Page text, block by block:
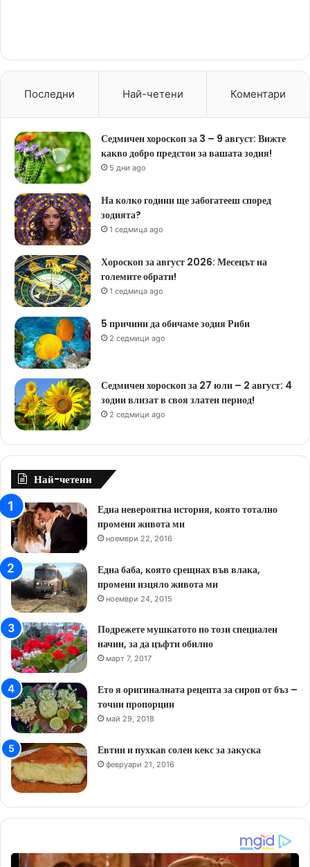
Последни Най-четени Коментари
Седмичен хороскоп за 3 – 9 август: Вижте
какво добро предстои за вашата зодия!
5 дни ago
На колко години ще забогатееш според
зодията?
1 седмица ago
Хороскоп за август 2026: Месецът на
големите обрати!
1 седмица ago
5 причини да обичаме зодия Риби
2 седмици ago
Седмичен хороскоп за 27 юли – 2 август: 4
зодии влизат в своя златен период!
2 седмици ago
Най-четени
Една невероятна история, която тотално
промени живота ми
ноември 22, 2016
Една баба, която срещнах във влака,
промени изцяло живота ми
ноември 24, 2015
Подрежете мушкатото по този специален
начин, за да цъфти обилно
март 7, 2017
Ето я оригиналната рецепта за сироп от бъз –
точни пропорции
май 29, 2018
Евтин и пухкав солен кекс за закуска
февруари 21, 2016